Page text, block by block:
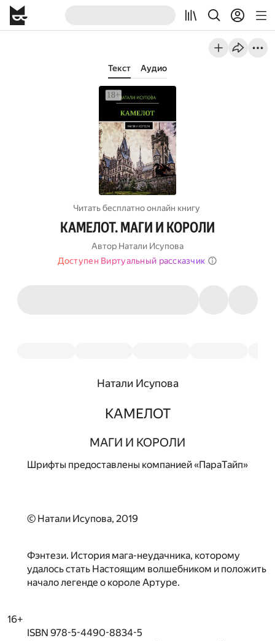
Текст Аудио
Читать бесплатно онлайн книгу
КАМЕЛОТ. МАГИ И КОРОЛИ
Автор Натали Исупова
Доступен Виртуальный рассказчик
Натали Исупова
КАМЕЛОТ
МАГИ И КОРОЛИ
Шрифты предоставлены компанией «ПараТайп»
© Натали Исупова, 2019
Фэнтези. История мага-неудачника, которому
удалось стать Настоящим волшебником и положить
начало легенде о короле Артуре.
16+
ISBN 978-5-4490-8834-5